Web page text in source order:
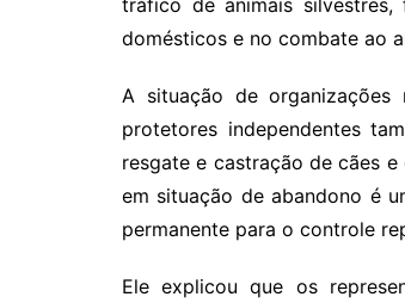
tráfico de animais
domésticos e no combate ao
A situação de organizações
protetores independentes
resgate e castração de cães
em situação de abandono é
permanente para o controle
Ele explicou que os